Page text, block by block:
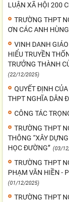
LUẬN XÃ HỘI 200
TRƯỜNG THPT
ƠN CÁC ANH
VINH DANH
HIỂU TRUYỀN
TRƯỞNG THÀNH
(22/12/2025)
QUYẾT ĐỊNH
THPT NGHĨA DÂN
CÔNG TÁC
TRƯỜNG THPT
THÔNG “XÂY
HỌC ĐƯỜNG” (03/
TRƯỜNG THPT
PHẠM VĂN HIỀN -
(01/12/2025)
TRƯỜNG THPT